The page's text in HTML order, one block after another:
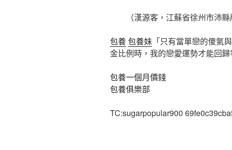
（漢源客， 江蘇省徐州市沛縣
包養包養妹 「只有當單戀的傻氣
金比例時，我的戀愛運勢才能回歸
包養一個月價錢
包養俱樂部
TC:sugarpopular900